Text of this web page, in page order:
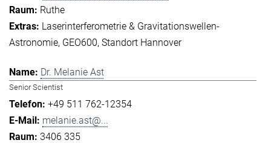
Ruthe
Laserinterferometrie & Gravitationswellen-
Astronomie GEO600 Standort Hannover
Dr. Melanie Ast
Senior Scientist
+49 511 762-12354
melanie.ast@...
3406 335